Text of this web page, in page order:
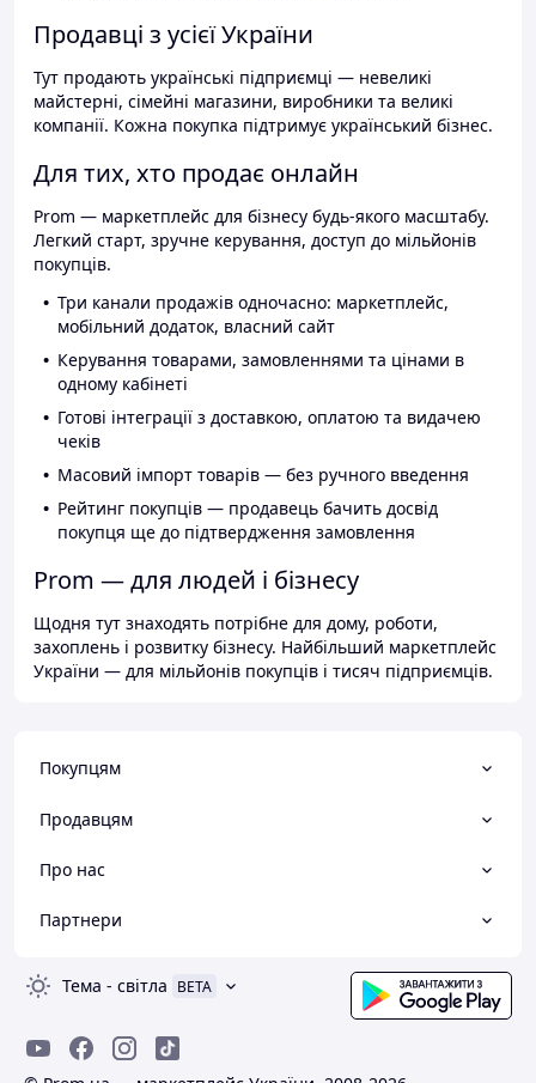
Продавці з усієї України
Тут продають українські підприємці — невеликі
майстерні, сімейні магазини, виробники та великі
компанії. Кожна покупка підтримує український бізнес.
Для тих, хто продає онлайн
Prom — маркетплейс для бізнесу будь-якого масштабу.
Легкий старт, зручне керування, доступ до мільйонів
покупців.
Три канали продажів одночасно: маркетплейс,
мобільний додаток, власний сайт
Керування товарами, замовленнями та цінами в
одному кабінеті
Готові інтеграції з доставкою, оплатою та видачею
чеків
Масовий імпорт товарів — без ручного введення
Рейтинг покупців — продавець бачить досвід
покупця ще до підтвердження замовлення
Prom — для людей і бізнесу
Щодня тут знаходять потрібне для дому, роботи,
захоплень і розвитку бізнесу. Найбільший маркетплейс
України — для мільйонів покупців і тисяч підприємців.
Покупцям
Продавцям
Про нас
Партнери
Тема - світла BETA